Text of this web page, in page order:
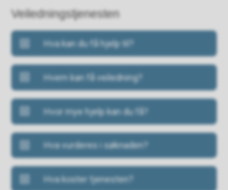
Veiledningstjenesten
Hva kan du få hjelp til?
Hvem kan få veiledning?
​Hvor mye hjelp kan du få?
​Hva vurderes i søknaden?
​Hva koster tjenesten?